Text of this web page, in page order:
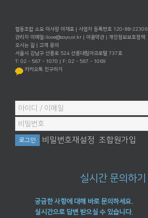
협동조합 소요 이사장 이재포 | 사업자 등록번호 120-88-22306
관리자 이메일:ilove@soyo.or.kr | 이용약관 | 개인정보보호정책
오시는 길 | 고객 문의
서울시 강남구 선릉로 524 선릉대림아크로텔 737호
T: 02 - 567 - 1070 | F: 02 - 567 - 1069
카카오톡 친구하기
비밀번호재설정 조합원가입
실시간 문의하기
궁금한 사항에 대해 바로 문의하세요.
실시간으로 답변 받으실 수 있습니다.